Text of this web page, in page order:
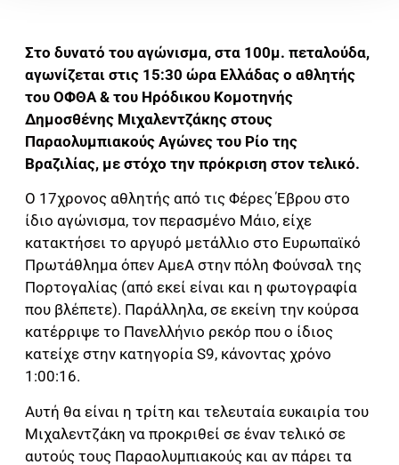
Στο δυνατό του αγώνισμα, στα 100μ. πεταλούδα,
αγωνίζεται στις 15:30 ώρα Ελλάδας ο αθλητής
του ΟΦΘΑ & του Ηρόδικου Κομοτηνής
Δημοσθένης Μιχαλεντζάκης στους
Παραολυμπιακούς Αγώνες του Ρίο της
Βραζιλίας, με στόχο την πρόκριση στον τελικό.
Ο 17χρονος αθλητής από τις Φέρες Έβρου στο
ίδιο αγώνισμα, τον περασμένο Μάιο, είχε
κατακτήσει το αργυρό μετάλλιο στο Ευρωπαϊκό
Πρωτάθλημα όπεν ΑμεΑ στην πόλη Φούνσαλ της
Πορτογαλίας (από εκεί είναι και η φωτογραφία
που βλέπετε). Παράλληλα, σε εκείνη την κούρσα
κατέρριψε το Πανελλήνιο ρεκόρ που ο ίδιος
κατείχε στην κατηγορία S9, κάνοντας χρόνο
1:00:16.
Αυτή θα είναι η τρίτη και τελευταία ευκαιρία του
Μιχαλεντζάκη να προκριθεί σε έναν τελικό σε
αυτούς τους Παραολυμπιακούς και αν πάρει τα